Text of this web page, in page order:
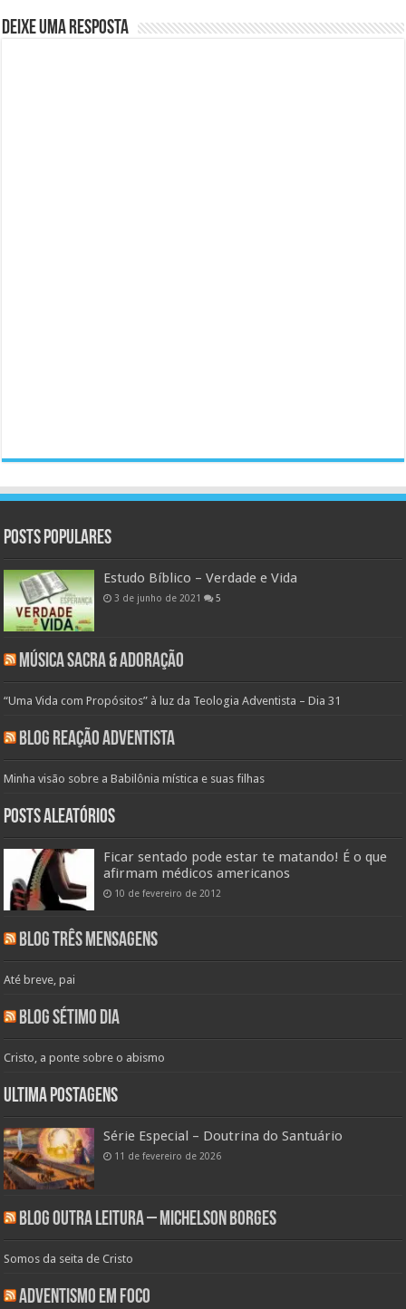
Deixe uma resposta
Posts populares
Estudo Bíblico – Verdade e Vida
3 de junho de 2021 5
Música Sacra & Adoração
“Uma Vida com Propósitos” à luz da Teologia Adventista – Dia 31
Blog Reação Adventista
Minha visão sobre a Babilônia mística e suas filhas
Posts aleatórios
Ficar sentado pode estar te matando! É o que
afirmam médicos americanos
10 de fevereiro de 2012
Blog Três Mensagens
Até breve, pai
Blog Sétimo Dia
Cristo, a ponte sobre o abismo
Ultima Postagens
Série Especial – Doutrina do Santuário
11 de fevereiro de 2026
Blog Outra Leitura – Michelson Borges
Somos da seita de Cristo
Adventismo em Foco